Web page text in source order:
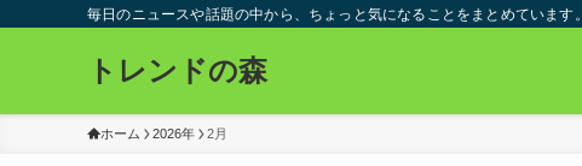
毎日のニュースや話題の中から、ちょっと気になることをまとめています。
トレンドの森
ホーム 2026年 2月